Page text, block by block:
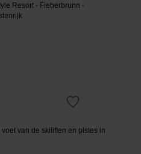
van de skiliften en pistes in